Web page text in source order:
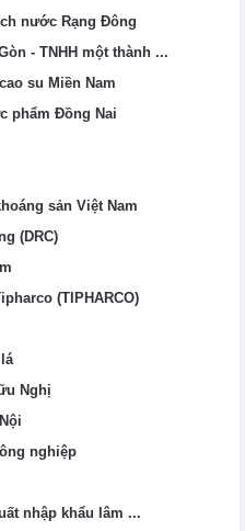
nước Rạng Đông
- TNHH một thành ...
su Miền Nam
phẩm Đồng Nai
sản Việt Nam
(DRC)
(TIPHARCO)
Nghị
nghiệp
nhập khẩu lâm ...